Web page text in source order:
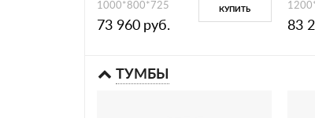
1000*800*725
73 960 руб.
КУПИТЬ
83
ТУМБЫ